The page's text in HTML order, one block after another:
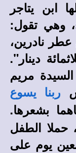
ابن يتاجر
وهي تقول:
عطر نادرين،
دينار".
مريم
ربنا يسوع
بشعرها.
حملا الطفل
يوم على